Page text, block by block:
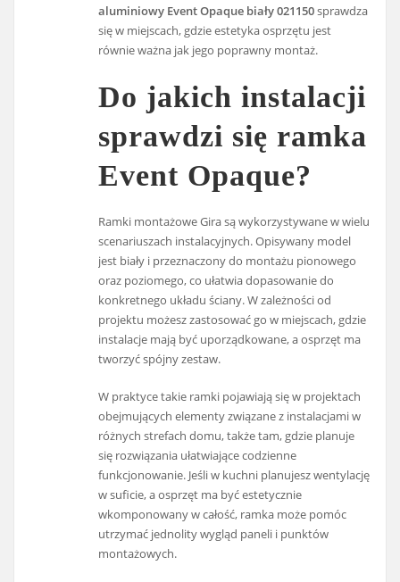
aluminiowy Event Opaque biały 021150sprawdza
się w miejscach, gdzie estetyka osprzętu jest
równie ważna jak jego poprawny montaż.
Do jakich instalacji
sprawdzi się ramka
Event Opaque?
Ramki montażowe Gira są wykorzystywane w wielu
scenariuszach instalacyjnych. Opisywany model
jest biały i przeznaczony do montażu pionowego
oraz poziomego, co ułatwia dopasowanie do
konkretnego układu ściany. W zależności od
projektu możesz zastosować go w miejscach, gdzie
instalacje mają być uporządkowane, a osprzęt ma
tworzyć spójny zestaw.
W praktyce takie ramki pojawiają się w projektach
obejmujących elementy związane z instalacjami w
różnych strefach domu, także tam, gdzie planuje
się rozwiązania ułatwiające codzienne
funkcjonowanie. Jeśli w kuchni planujesz wentylację
w suficie, a osprzęt ma być estetycznie
wkomponowany w całość, ramka może pomóc
utrzymać jednolity wygląd paneli i punktów
montażowych.